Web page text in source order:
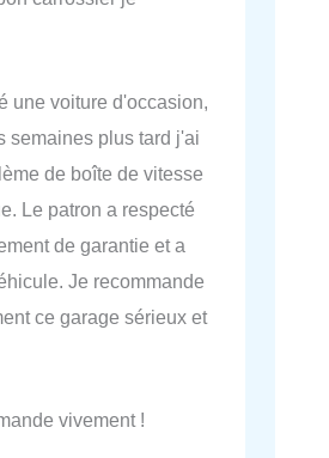
une voiture d'occasion,
semaines plus tard j'ai
de boîte de vitesse
Le patron a respecté
de garantie et a
Je recommande
ce garage sérieux et
vivement !